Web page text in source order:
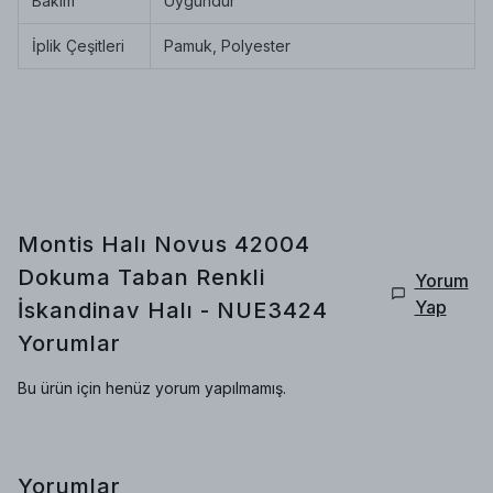
İplik Çeşitleri Pamuk, Polyester
Montis Halı Novus 42004
Dokuma Taban Renkli
İskandinav Halı - NUE3424
Yorumlar
Yorum
Yap
Bu ürün için henüz yorum yapılmamış.
Yorumlar